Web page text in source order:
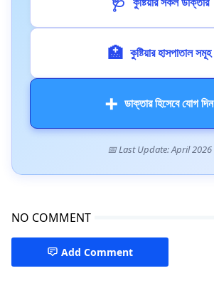
🏥 কুষ্টিয়ার হাসপাতাল সমূহ
➕ ডাক্তার হিসেবে যোগ দিন
📅 Last Update: April 2026
NO COMMENT
Add Comment